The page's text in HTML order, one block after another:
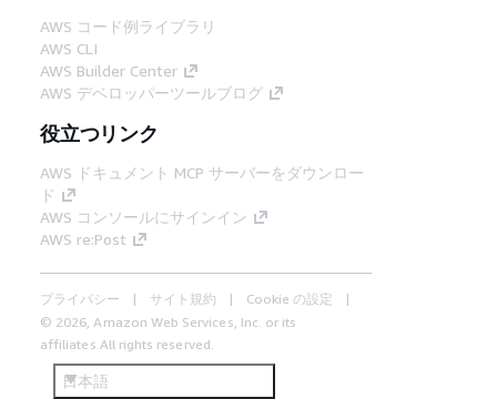
AWS コード例ライブラリ
AWS CLI
AWS Builder Center
AWS デベロッパーツールブログ
役立つリンク
AWS ドキュメント MCP サーバーをダウンロー
ド
AWS コンソールにサインイン
AWS re:Post
プライバシー サイト規約
Cookie の設定
© 2026, Amazon Web Services, Inc. or its
affiliates.All rights reserved.
日本語